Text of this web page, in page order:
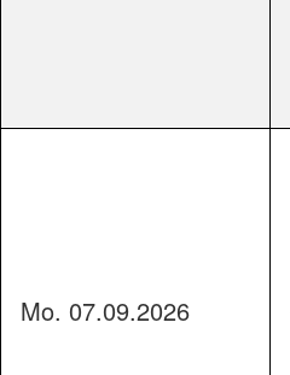
Mo. 07.09.2026